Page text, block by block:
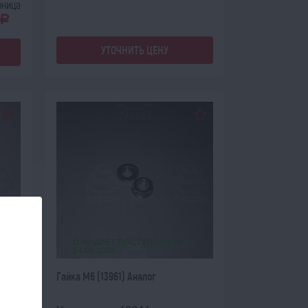
a
УТОЧНИТЬ ЦЕНУ
Гайка М6 (13961) Аналог